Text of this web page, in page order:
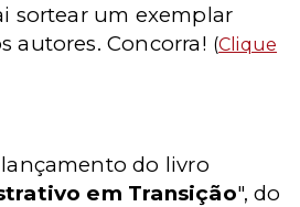
sortear um exemplar
autores. Concorra! (Clique
do livro
em Transição", do